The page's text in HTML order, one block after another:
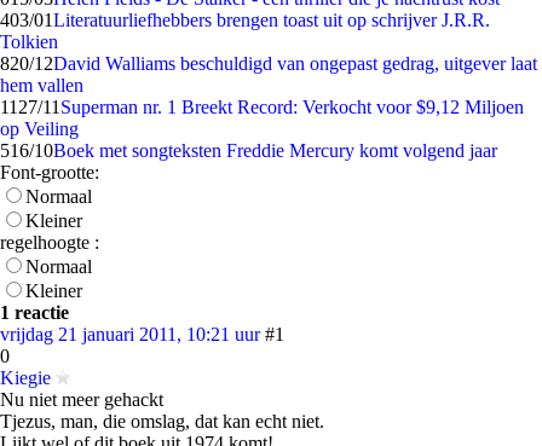
403/01Literatuurliefhebbers brengen toast uit op schrijver J.R.R.
Tolkien
820/12David Walliams beschuldigd van ongepast gedrag, uitgever laat
hem vallen
11 27/11 Superman nr. 1 Breekt Record: Verkocht voor $9,12 Miljoen
op Veiling
516/10Boek met songteksten Freddie Mercury komt volgend jaar
Font-grootte:
Normaal
Kleiner
regelhoogte :
Normaal
Kleiner
1 reactie
vrijdag 21 januari 2011, 10:21 uur #1
0
Kiegie
Nu niet meer gehackt
Tjezus, man, die omslag, dat kan echt niet.